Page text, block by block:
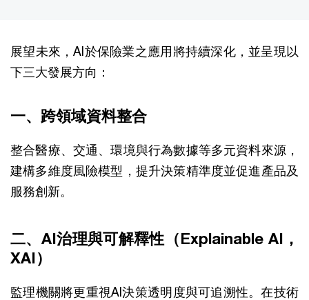
展望未來，AI於保險業之應用將持續深化，並呈現以
下三大發展方向：
一、跨領域資料整合
整合醫療、交通、環境與行為數據等多元資料來源，
建構多維度風險模型，提升決策精準度並促進產品及
服務創新。
二、AI治理與可解釋性（Explainable AI，
XAI）
監理機關將更重視AI決策透明度與可追溯性。在技術